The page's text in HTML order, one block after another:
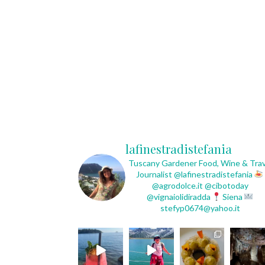
lafinestradistefania
Tuscany GardenerFood, Wine &
Journalist @lafinestradistefania
@agrodolce.it @cibotoday
@vignaiolidiradda
Siena
stefyp0674@yahoo.it